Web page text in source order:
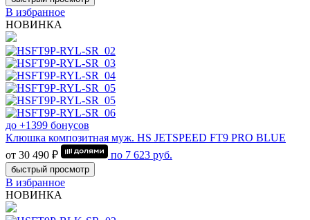
В избранное
НОВИНКА
до +1399 бонусов
Клюшка композитная муж. HS JETSPEED FT9 PRO BLUE
от 30 490 ₽
по 7 623 руб.
быстрый просмотр
В избранное
НОВИНКА